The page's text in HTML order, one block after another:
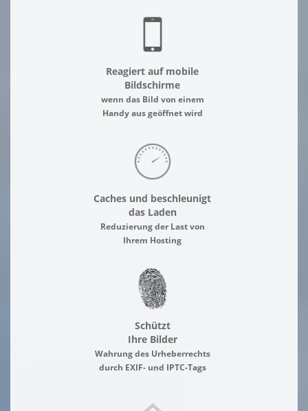
Reagiert auf mobile
Bildschirme
wenn das Bild von einem
Handy aus geöffnet wird
Caches und beschleunigt
das Laden
Reduzierung der Last von
Ihrem Hosting
Schützt
Ihre Bilder
Wahrung des Urheberrechts
durch EXIF- und IPTC-Tags